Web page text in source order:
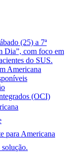
(25) a 7ª
Dia”, com foco em
do SUS.
Americana
(OCI)
para Americana